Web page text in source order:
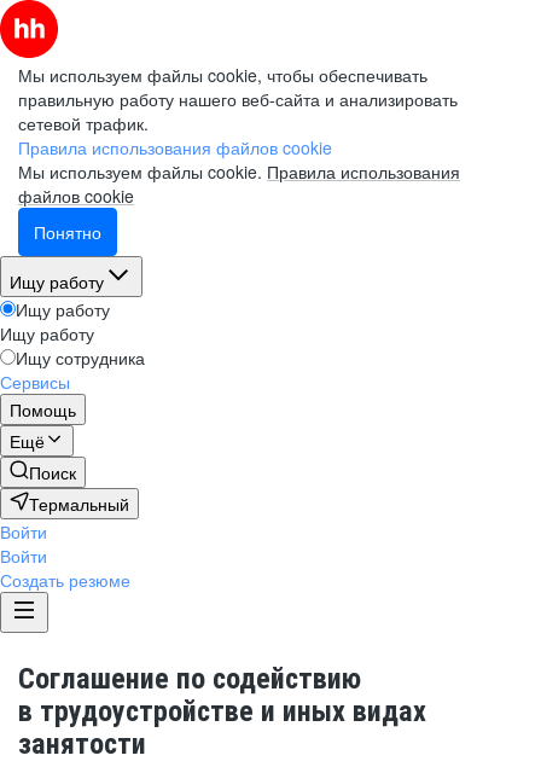
Мы используем файлы cookie, чтобы обеспечивать
правильную работу нашего веб-сайта и анализировать
сетевой трафик.
Правила использования файлов cookie
Мы используем файлы cookie. Правила использования
файлов cookie
Понятно
Ищу работу
Ищу работу
Ищу работу
Ищу сотрудника
Сервисы
Помощь
Ещё
Поиск
Термальный
Войти
Войти
Создать резюме
Соглашение по содействию
в трудоустройстве и иных видах
занятости